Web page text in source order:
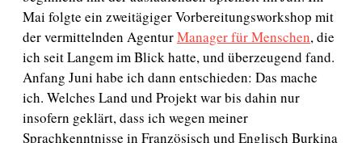
Mai folgte ein zweitägiger Vorbereitungsworkshop mit
der vermittelnden AgenturManager für Menschen, die
ich seit Langem im Blick hatte, und überzeugend fand.
Anfang Juni habe ich dann entschieden: Das mache
ich. Welches Land und Projekt war bis dahin nur
insofern geklärt, dass ich wegen meiner
Sprachkenntnisse in Französisch und Englisch Burkina